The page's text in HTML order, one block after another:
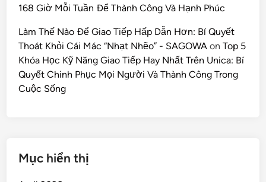
168 Giờ Mỗi Tuần Để Thành Công Và Hạnh Phúc
Làm Thế Nào Để Giao Tiếp Hấp Dẫn Hơn: Bí Quyết
Thoát Khỏi Cái Mác “Nhạt Nhẽo” - SAGOWA onTop 5
Khóa Học Kỹ Năng Giao Tiếp Hay Nhất Trên Unica: Bí
Quyết Chinh Phục Mọi Người Và Thành Công Trong
Cuộc Sống
Mục hiển thị